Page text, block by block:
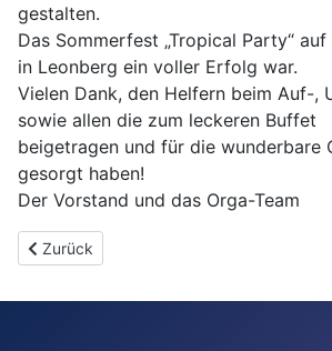
gestalten.
Das Sommerfest „Tropical Party“
in Leonberg ein voller Erfolg war.
Vielen Dank, den Helfern beim Auf-,
sowie allen die zum leckeren Buffet
beigetragen und für die wunderbare
gesorgt haben!
Der Vorstand und das Orga-Team
Vorheriger Beitrag: Workshop:
Zurück